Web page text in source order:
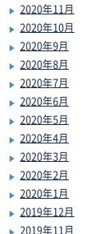
2020年11月
2020年10月
2020年9月
2020年8月
2020年7月
2020年6月
2020年5月
2020年4月
2020年3月
2020年2月
2020年1月
2019年12月
2019年11月